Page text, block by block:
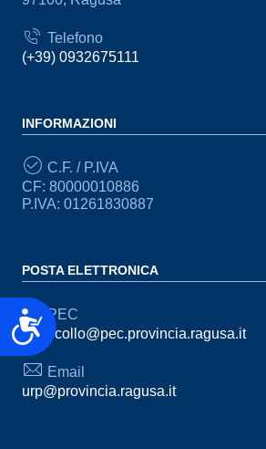
Accessibilità
Telefono
(+39) 0932675111
INFORMAZIONI
C.F. / P.IVA
CF: 80000010886
P.IVA: 01261830887
POSTA ELETTRONICA
PEC
protocollo@pec.provincia.ragusa.it
Email
urp@provincia.ragusa.it